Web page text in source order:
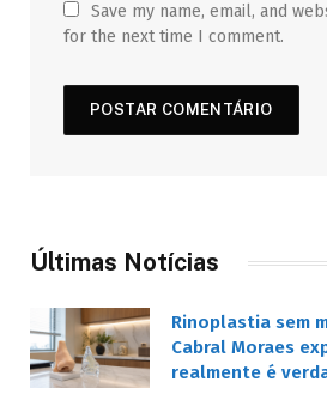
Save my name, email, and
for the next time I comment.
Últimas Notícias
Rinoplastia sem
Cabral Moraes
realmente é